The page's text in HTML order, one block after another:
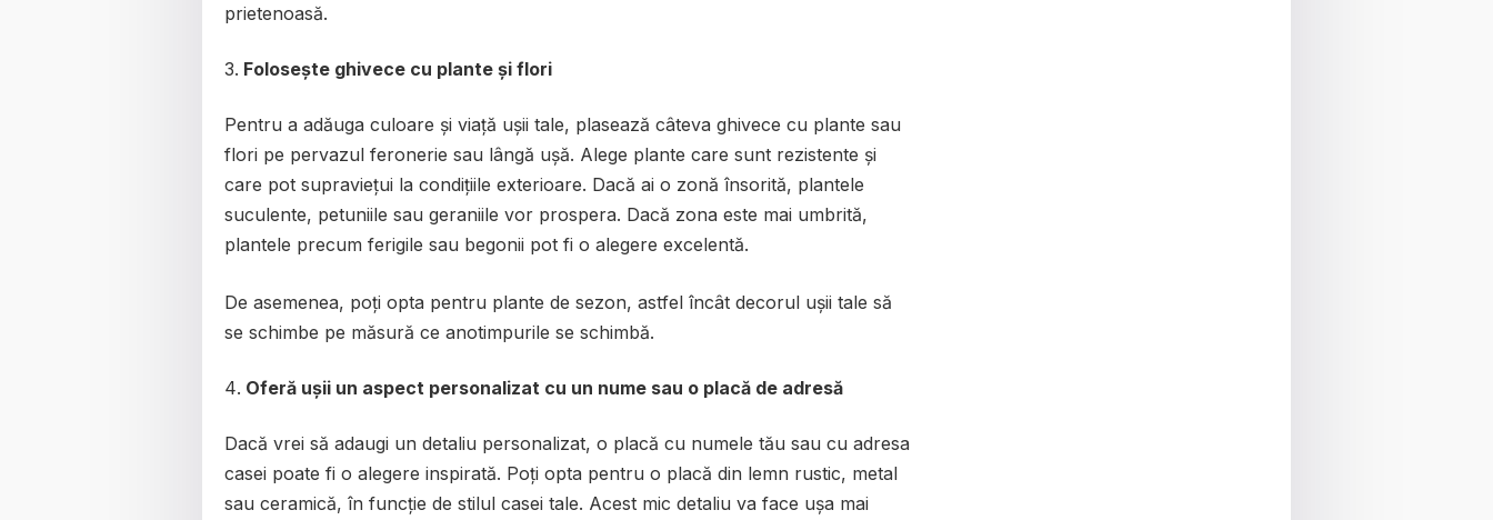
prietenoasă.
Folosește ghivece cu plante și flori
Pentru a adăuga culoare și viață ușii tale, plasează câteva ghivece cu plante sau
flori pe pervazul feronerie sau lângă ușă. Alege plante care sunt rezistente și
care pot supraviețui la condițiile exterioare. Dacă ai o zonă însorită, plantele
suculente, petuniile sau geraniile vor prospera. Dacă zona este mai umbrită,
plantele precum ferigile sau begonii pot fi o alegere excelentă.
De asemenea, poți opta pentru plante de sezon, astfel încât decorul ușii tale să
se schimbe pe măsură ce anotimpurile se schimbă.
Oferă ușii un aspect personalizat cu un nume sau o placă de adresă
Dacă vrei să adaugi un detaliu personalizat, o placă cu numele tău sau cu adresa
casei poate fi o alegere inspirată. Poți opta pentru o placă din lemn rustic, metal
sau ceramică, în funcție de stilul casei tale. Acest mic detaliu va face ușa mai